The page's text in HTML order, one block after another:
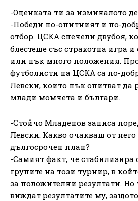
-Оценката ти за изминалото
-Победи по-опитният и по-
отбор. ЦСКА спечели двубоя,
блестеше със страхотна игра и
или пък много положения.
футболисти на ЦСКА са по-
Левски, които пък опитват да
млади момчета и българи.
-Стойчо Младенов записа
Левски. Какво очакваш от
дългосрочен план?
-Самият факт, че стабилизира
групите на този турнир, в
за положителни резултати. Но
виждат резултатите му,